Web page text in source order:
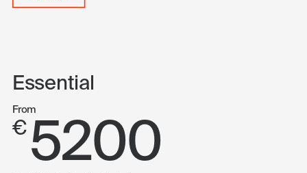
Essential
From
€ 5200